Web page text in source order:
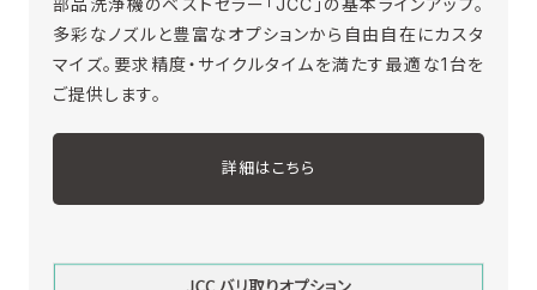
部品洗浄機のベストセラー「JCC」の基本ラインアップ。
多彩なノズルと豊富なオプションから自由自在にカスタ
マイズ。要求精度・サイクルタイムを満たす最適な1台を
ご提供します。
詳細はこちら